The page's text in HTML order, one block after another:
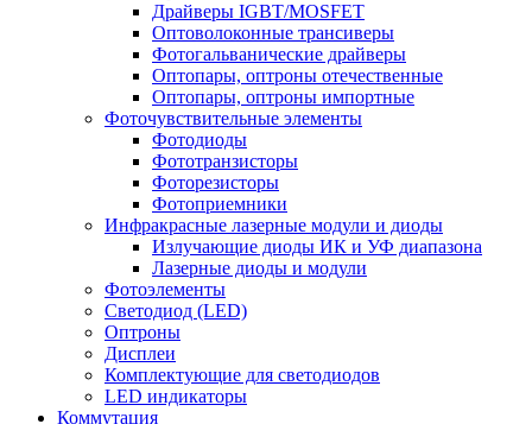
Драйверы IGBT/MOSFET
Оптоволоконные трансиверы
Фотогальванические драйверы
Оптопары, оптроны отечественные
Оптопары, оптроны импортные
Фоточувствительные элементы
Фотодиоды
Фототранзисторы
Фоторезисторы
Фотоприемники
Инфракрасные лазерные модули и диоды
Излучающие диоды ИК и УФ диапазона
Лазерные диоды и модули
Фотоэлементы
Светодиод (LED)
Оптроны
Дисплеи
Комплектующие для светодиодов
LED индикаторы
Коммутация